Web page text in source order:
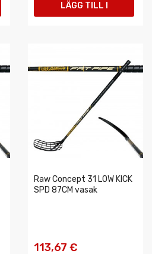
LÄGG TILL I
Raw Concept 31 LOW KICK
SPD 87CM vasak
113,67 €